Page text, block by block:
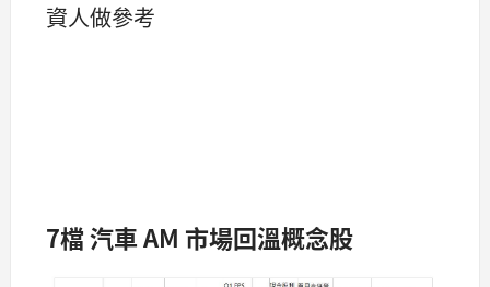
資人做參考
7檔 汽車 AM 市場回溫概念股